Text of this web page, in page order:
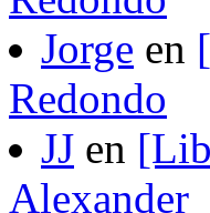
Jorge en
Redondo
JJ en
Alexander